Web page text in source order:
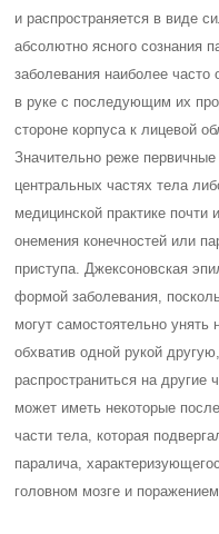
и распространяется в виде
абсолютно ясного сознания
заболевания наиболее часто
в руке с последующим их
стороне корпуса к лицевой
Значительно реже
центральных частях тела
медицинской практике почти
онемения конечностей или
приступа. Джексоновская
формой заболевания,
могут самостоятельно
обхватив одной рукой
распространиться на другие
может иметь некоторые
части тела, которая
паралича,
головном мозге и